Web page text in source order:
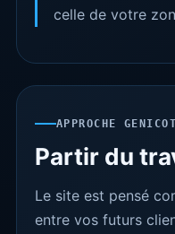
celle de votre
APPROCHE
Partir du
Le site est pensé
entre vos futurs